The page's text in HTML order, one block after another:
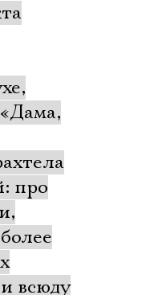
про
всюду